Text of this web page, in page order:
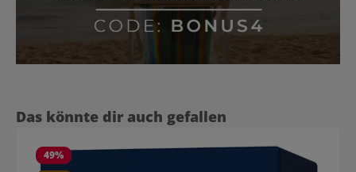
Produktgalerie überspringen
Das könnte dir auch gefallen
49%